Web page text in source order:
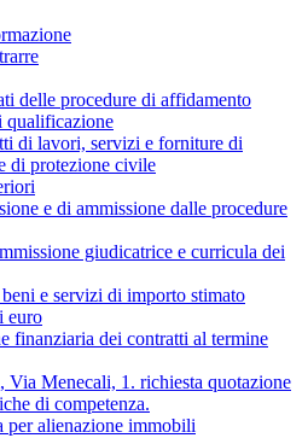
delle procedure di affidamento
qualificazione
di lavori, servizi e forniture di
di protezione civile
e di ammissione dalle procedure
giudicatrice e curricula dei
e servizi di importo stimato
euro
finanziaria dei contratti al termine
Menecali, 1. richiesta quotazione
di competenza.
alienazione immobili